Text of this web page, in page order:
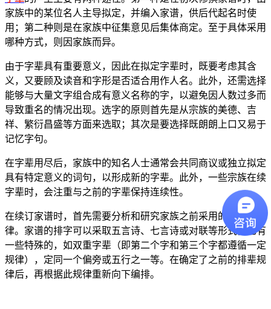
家族中的某位名人主导拟定，并编入家谱，供后代起名时使
用；第二种则是在家族中征集意见后集体商定。至于具体采用
哪种方式，则因家族而异。
由于字辈具有重要意义，因此在拟定字辈时，既要考虑其含
义，又要顾及读音和字形是否适合用作人名。此外，还需选择
能够与大量文字组合成有意义名称的字，以避免因人数过多而
导致重名的情况出现。选字的原则首先是从宗族的美德、吉
祥、繁衍昌盛等方面来选取；其次是要选择既朗朗上口又易于
记忆字句。
在字辈用尽后，家族中的知名人士通常会共同商议或独立拟定
具有特定意义的词句，以形成新的字辈。此外，一些宗族在续
字辈时，会注重与之前的字辈保持连续性。
在续订家谱时，首先需要分析和研究家族之前采用的排字规
律。家谱的排字可以采取五言诗、七言诗或对联等形式，也有
一些特殊的，如双重字辈（即第二个字和第三个字都遵循一定
规律），定同一个偏旁或五行之一等。在确定了之前的排辈规
律后，再根据此规律重新向下编排。